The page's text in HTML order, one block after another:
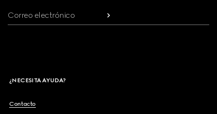
Correo electrónico
¿NECESITA AYUDA?
Contacto